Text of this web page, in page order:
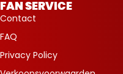
FAN SERVICE
Contact
FAQ
Privacy Policy